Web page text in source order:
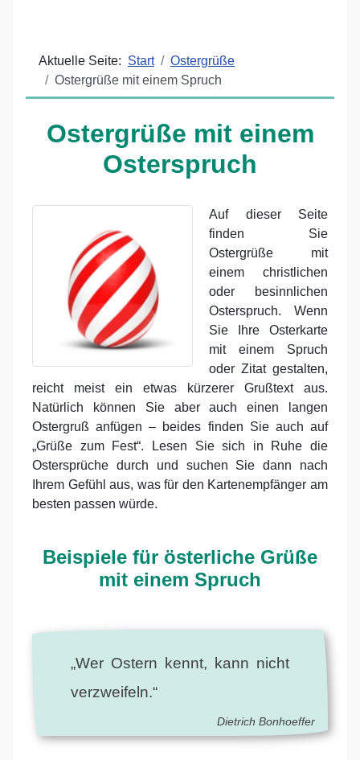
Aktuelle Seite: Start
Ostergrüße
Ostergrüße mit einem Spruch
Ostergrüße mit einem
Osterspruch
Auf dieser Seite
finden Sie
Ostergrüße mit
einem christlichen
oder besinnlichen
Osterspruch. Wenn
Sie Ihre Osterkarte
mit einem Spruch
oder Zitat gestalten,
reicht meist ein etwas kürzerer Grußtext aus.
Natürlich können Sie aber auch einen langen
Ostergruß anfügen – beides finden Sie auch auf
„Grüße zum Fest“. Lesen Sie sich in Ruhe die
Ostersprüche durch und suchen Sie dann nach
Ihrem Gefühl aus, was für den Kartenempfänger am
besten passen würde.
Beispiele für österliche Grüße
mit einem Spruch
„Wer Ostern kennt, kann nicht
verzweifeln.“
Dietrich Bonhoeffer